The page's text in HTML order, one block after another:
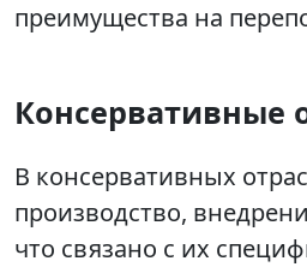
преимущества на
Консервативные
В консервативных
производство,
что связано с их